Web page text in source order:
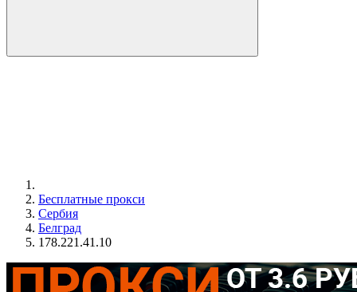
Бесплатные прокси
Сербия
Белград
178.221.41.10